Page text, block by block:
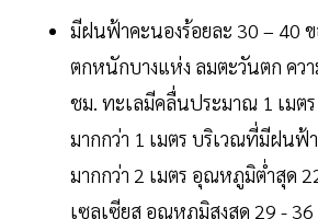
มีฝนฟ้าคะนองร้อยละ 30 – 40
ตกหนักบางแห่ง ลมตะวันตก คว
ชม. ทะเลมีคลื่นประมาณ 1 เมต
มากกว่า 1 เมตร บริเวณที่มีฝนฟ้
มากกว่า 2 เมตร อุณหภูมิต่ำสุด
เซลเซียส อุณหภูมิสูงสุด 29 - 36